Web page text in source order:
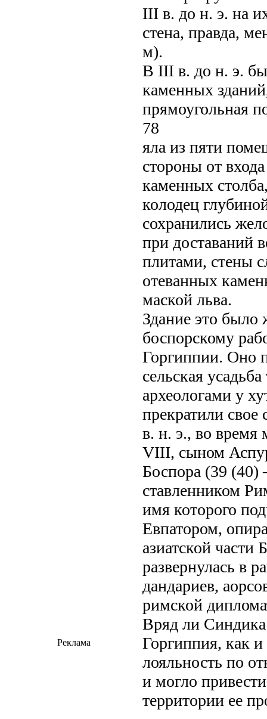
III в. до н. э. на
стена, правда,
м).
В III в. до н. э.
каменных
прямоугольная
78
яла из пяти
стороны от
каменных
колодец
сохранились
при доставаний
плитами, стены
отеванных
маской льва.
Здание это было
боспорскому
Горгиппии. Оно
сельская
археологами у
прекратили
в. н. э., во
VIII, сыном
Боспора (39 (40)
ставленником
имя которого
Евпатором,
азиатской
развернулась в
дандариев,
римской
Вряд ли Синдика
Горгиппия, как и
лояльность по
и могло
территории ее
Реклама